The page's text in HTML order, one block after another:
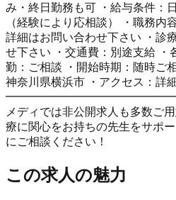
み・終日勤務も可 ・給与条件：
（経験により応相談） ・職務内
詳細はお問い合わせ下さい ・診
せ下さい ・交通費：別途支給 ・
勤：ご相談 ・開始時期：随時ご
神奈川県横浜市 ・アクセス：詳
メディでは非公開求人も多数ご
療に関心をお持ちの先生をサポ
にご相談ください！
この求人の魅力